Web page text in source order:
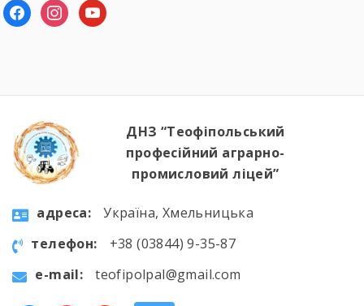
facebookinstagram
youtube
ДНЗ “Теофіпольський
професійний аграрно-
промисловий ліцей”
aдресa:
Україна, Хмельницька
телефон:
+38 (03844) 9-35-87
e-mail:
teofipolpal@gmail.com